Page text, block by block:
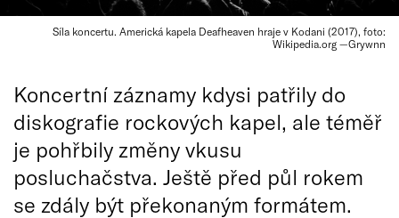
Síla koncertu. Americká kapela Deafheaven hraje v Kodani (2017), foto:
Wikipedia.org —Grywnn
Koncertní záznamy kdysi patřily do
diskografie rockových kapel, ale téměř
je pohřbily změny vkusu
posluchačstva. Ještě před půl rokem
se zdály být překonaným formátem.